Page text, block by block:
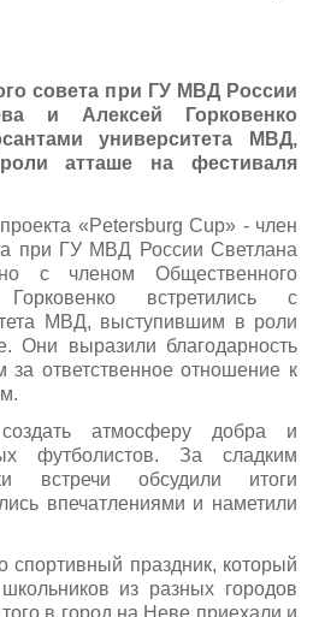
совета при ГУ МВД России
и Алексей Горковенко
университета МВД,
атташе на фестиваля
«Petersburg Cup» - член
при ГУ МВД России Светлана
с членом Общественного
встретились с
МВД, выступившим в роли
Они выразили благодарность
за ответственное отношение к
атмосферу добра и
футболистов. За сладким
встречи обсудили итоги
впечатлениями и наметили
спортивный праздник, который
из разных городов
в город на Неве приехали и